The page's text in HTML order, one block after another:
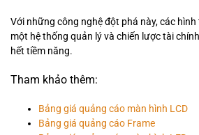
Với những công nghệ đột phá này, các
một hệ thống quản lý và chiến lược tài
hết tiềm năng.
Tham khảo thêm:
Bảng giá quảng cáo màn hình LCD
Bảng giá quảng cáo Frame